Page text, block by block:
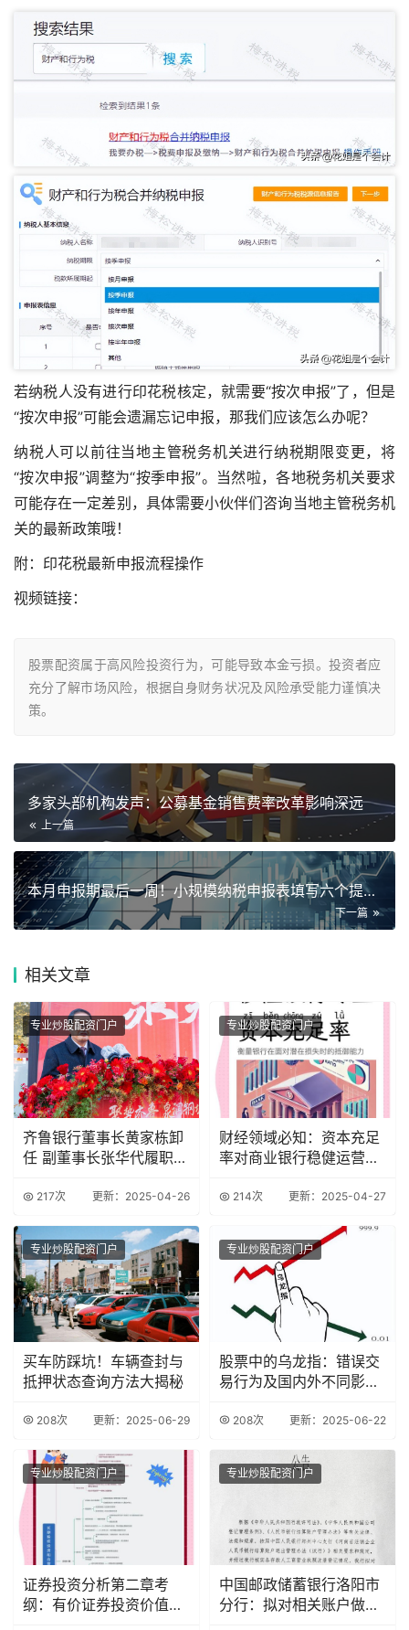
若纳税人没有进行印花税核定，就需要“按次申报”了，但是
“按次申报”可能会遗漏忘记申报，那我们应该怎么办呢？
纳税人可以前往当地主管税务机关进行纳税期限变更，将
“按次申报”调整为“按季申报”。当然啦，各地税务机关要求
可能存在一定差别，具体需要小伙伴们咨询当地主管税务机
关的最新政策哦！
附：印花税最新申报流程操作
视频链接：
股票配资属于高风险投资行为，可能导致本金亏损。投资者应
充分了解市场风险，根据自身财务状况及风险承受能力谨慎决
策。
多家头部机构发声：公募基金销售费率改革影响深远
上一篇
本月申报期最后一周！小规模纳税申报表填写六个提醒请查收
下一篇
相关文章
专业炒股配资门户
齐鲁银行董事长黄家栋卸
任 副董事长张华代履职
217次 更新：2025-04-26
专业炒股配资门户
财经领域必知：资本充足
率对商业银行稳健运营的
214次 更新：2025-04-27
专业炒股配资门户
买车防踩坑！车辆查封与
抵押状态查询方法大揭秘
208次 更新：2025-06-29
专业炒股配资门户
股票中的乌龙指：错误交
易行为及国内外不同影
208次 更新：2025-06-22
专业炒股配资门户
证券投资分析第二章考
纲：有价证券投资价值分
专业炒股配资门户
中国邮政储蓄银行洛阳市
分行：拟对相关账户做撤